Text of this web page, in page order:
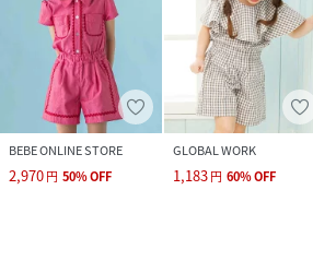
BEBE ONLINE STORE
2,970円 50%OFF
GLOBAL WORK
1,183円 60%OFF